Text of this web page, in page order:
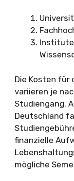
Die Kosten für
variieren je
Studiengang.
Deutschland
finanzielle
mögliche